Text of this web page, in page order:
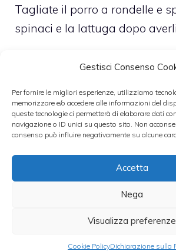
Gestisci Consenso
Per fornire le migliori esperienze, utilizziamo
memorizzare e/o accedere alle informazioni del
queste tecnologie ci permetterà di elaborare dati
navigazione o ID unici su questo sito. Non
consenso può influire negativamente su alcune
Accetta
Nega
Visualizza preferenze
Cookie PolicyDichiarazione sulla
Tagliate il porro a rondelle e
spinaci e la lattuga dopo
Ora che tutte le verdure sono
e una carota a pezzi grossi
brodo di verdure con cui
minestrone. In una padella
abbondante giro di olio, poi
carote e le zucchine e i fagiolini
cuocere per circa 15 minuti